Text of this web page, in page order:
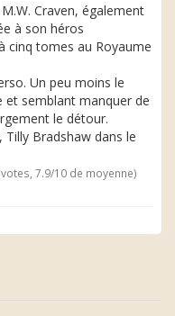
Craven, également
à son héros
cinq tomes au Royaume
Un peu moins le
et semblant manquer de
le détour.
Bradshaw dans le
7.9/10 de moyenne)